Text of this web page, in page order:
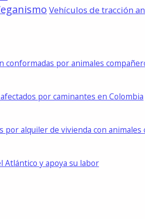
Vehículos de tracción
conformadas por animales
por caminantes en Colombia
alquiler de vivienda con animales
Atlántico y apoya su labor